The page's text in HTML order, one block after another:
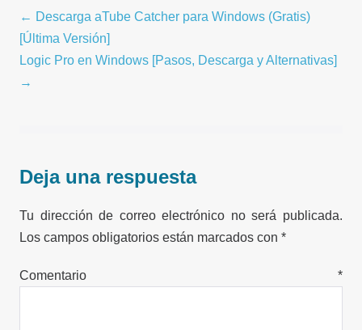
Navegación
por
entradas
← Descarga aTube Catcher para Windows (Gratis)
[Última Versión]
Logic Pro en Windows [Pasos, Descarga y Alternativas]
→
Deja una respuesta
Tu dirección de correo electrónico no será publicada.
Los campos obligatorios están marcados con*
Comentario *